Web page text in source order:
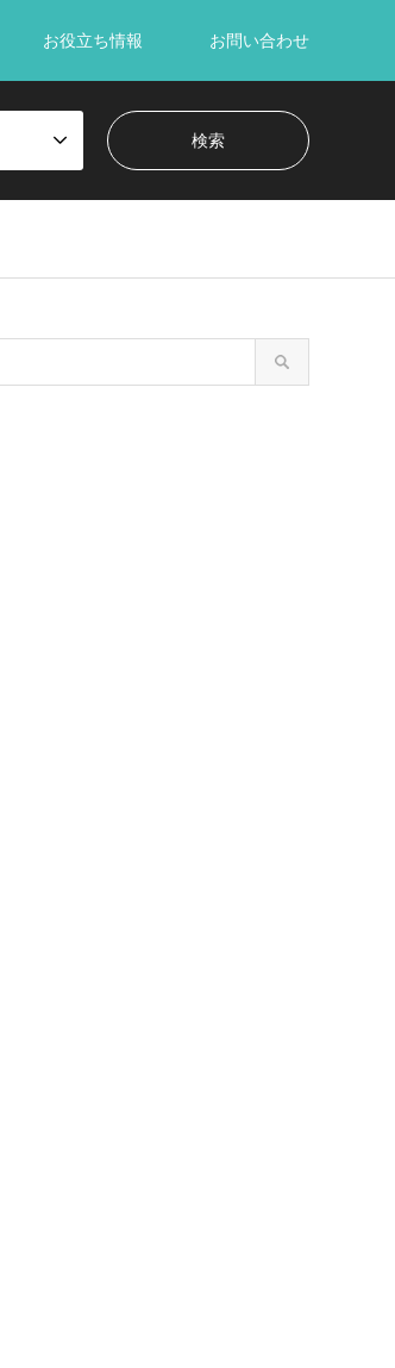
お役立ち情報 お問い合わせ